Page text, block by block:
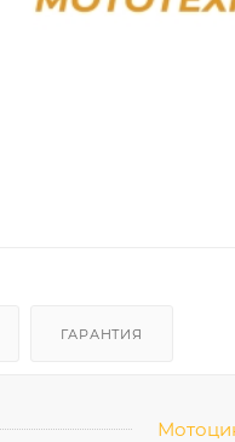
ГАРАНТИЯ